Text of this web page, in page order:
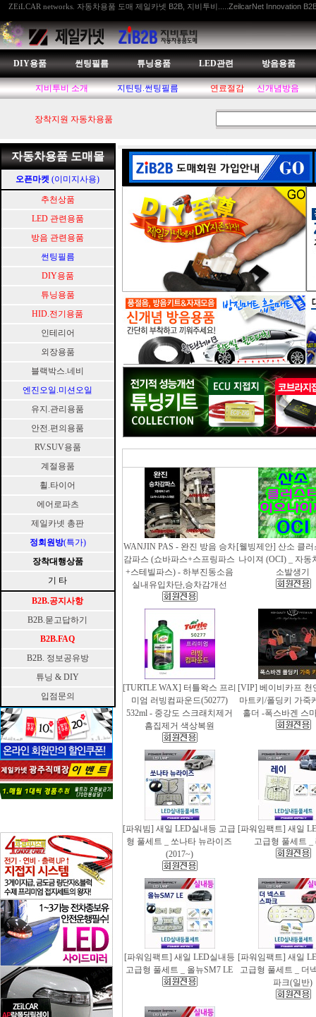
ZEiLCAR networks. 자동차용품 도매 제일카넷 B2B, 지비투비.....ZeilcarNet Innovation
DIY용품 썬팅필름 튜닝용품 LED관련 방음용품
지비투비 소개 지틴팅.썬팅필름 연료절감 신개념방음
장착지원 자동차용품
자동차용품 도매몰
오픈마켓 (이미지사용)
추천상품
LED 관련용품
방음 관련용품
썬팅필름
DIY용품
튜닝용품
HID.전기용품
인테리어
외장용품
블랙박스.네비
엔진오일.미션오일
유지.관리용품
안전.편의용품
RV.SUV용품
계절용품
휠.타이어
에어로파츠
제일카넷 총판
정회원방(특가)
장착대행상품
기 타
B2B.공지사항
B2B.묻고답하기
B2B.FAQ
B2B. 정보공유방
튜닝 & DIY
입점문의
WANJIN PAS - 완진 방음 승차
감파스 (쇼바파스+스프링파스
+스테빌파스) - 하부진동소음
실내유입차단,승차감개선
[웰빙제안] 산소 클
나이져 (OCI) _ 자동
소발생기
[TURTLE WAX] 터틀왁스 프리
미엄 러빙컴파운드(50277)
532ml - 중강도 스크래치제거
흠집제거 색상복원
[VIP] 베이비카프 천
마트키/폴딩키 가죽
홀더 -폭스바겐 스
[파워빔] 새일 LED실내등 고급
형 풀세트 _ 쏘나타 뉴라이즈
(2017~)
[파워임팩트] 새일
고급형 풀세트 _
[파워임팩트] 새일 LED실내등
고급형 풀세트 _ 올뉴SM7 LE
[파워임팩트] 새일
고급형 풀세트 _ 더
파크(일반)